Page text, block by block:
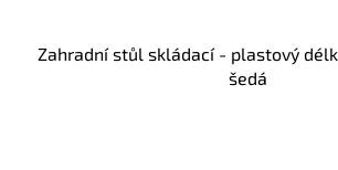
Zahradní stůl skládací - plastový
šedá